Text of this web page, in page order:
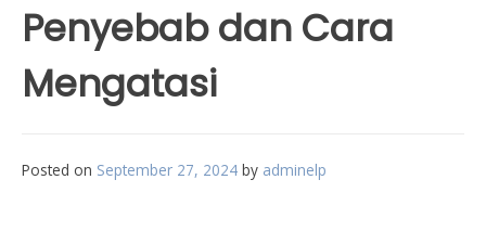
Penyebab dan Cara
Mengatasi
Posted on September 27, 2024 by adminelp